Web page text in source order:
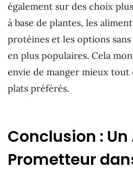
également sur des choix
à base de plantes, les
protéines et les options
en plus populaires. Cela
envie de manger mieux tout
plats préférés.
Conclusion :
Prometteur